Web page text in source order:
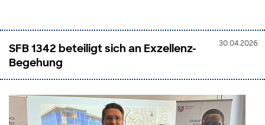
30.04.2026
SFB 1342 beteiligt sich an Exzellenz-
Begehung